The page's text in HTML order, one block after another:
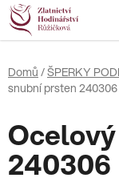
Přejít
na
obsah
Domů /ŠPERKY
snubní prsten 240306
240306